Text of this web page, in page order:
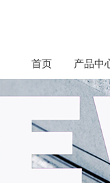
首页 产品中